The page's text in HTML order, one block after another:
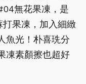
無花果凍，是
果凍，加入細緻
魚光！朴喜珗分
凍素顏擦也超好